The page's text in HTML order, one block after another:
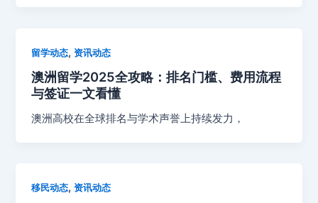
留学动态,资讯动态
澳洲留学2025全攻略：排名门槛、费用流程
与签证一文看懂
澳洲高校在全球排名与学术声誉上持续发力，
移民动态,资讯动态